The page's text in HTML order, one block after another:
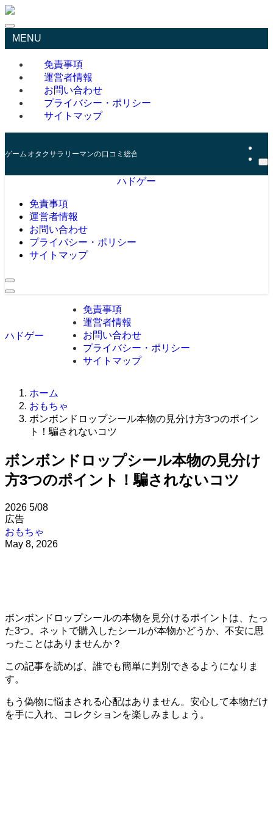
MENU
免責事項
運営者情報
お問い合わせ
プライバシー・ポリシー
サイトマップ
ゲームオタクサラリーマンの口コミ総合サイト
ハドゲー
免責事項
運営者情報
お問い合わせ
プライバシー・ポリシー
サイトマップ
ハドゲー
免責事項
運営者情報
お問い合わせ
プライバシー・ポリシー
サイトマップ
ホーム
おもちゃ
ボンボンドロップシール本物の見分け方3つのポイン
ト！騙されないコツ
ボンボンドロップシール本物の見分け
方3つのポイント！騙されないコツ
2026 5/08
広告
おもちゃ
May 8, 2026
ボンボンドロップシールの本物を見分けるポイントは、たっ
た3つ。ネットで購入したシールが本物かどうか、不安に思
ったことはありませんか？
この記事を読めば、誰でも簡単に判別できるようになりま
す。
もう偽物に悩まされる心配はありません。安心して本物だけ
を手に入れ、コレクションを楽しみましょう。